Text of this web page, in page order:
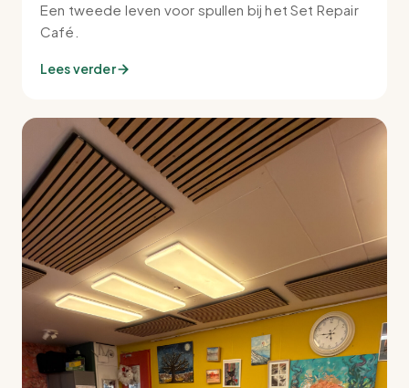
Een tweede leven voor spullen bij het Set Repair
Café.
Lees verder